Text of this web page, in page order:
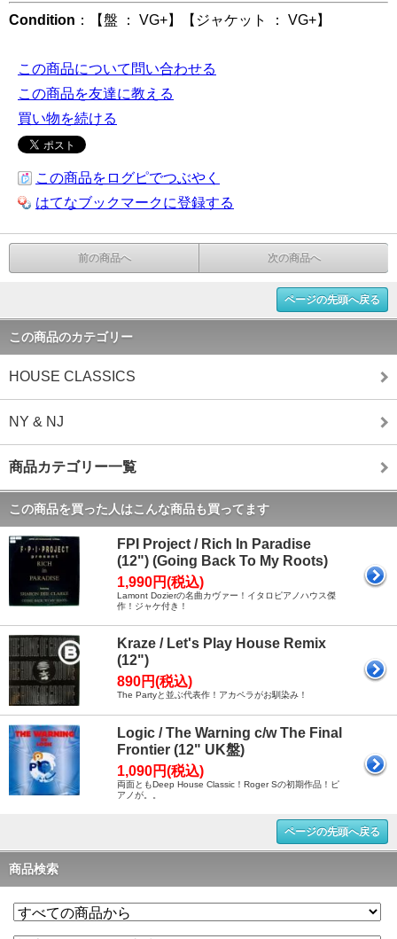
Condition ：【盤 ： VG+】【ジャケット ： VG+】
この商品について問い合わせる
この商品を友達に教える
買い物を続ける
この商品をログピでつぶやく
はてなブックマークに登録する
前の商品へ 次の商品へ
ページの先頭へ戻る
この商品のカテゴリー
HOUSE CLASSICS
NY & NJ
商品カテゴリー一覧
この商品を買った人はこんな商品も買ってます
FPI Project / Rich In Paradise
(12") (Going Back To My Roots)
1,990円(税込)
Lamont Dozierの名曲カヴァー！イタロピアノハウス傑
作！ジャケ付き！
Kraze / Let's Play House Remix
(12")
890円(税込)
The Partyと並ぶ代表作！アカペラがお馴染み！
Logic / The Warning c/w The Final
Frontier (12" UK盤)
1,090円(税込)
両面ともDeep House Classic！Roger Sの初期作品！ピ
アノが。。
ページの先頭へ戻る
商品検索